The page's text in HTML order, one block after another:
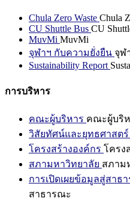
Chula Zero Waste Chula
CU Shuttle Bus CU
MuvMi MuvMi
จุฬาฯ กับความยั่งยืน จุฬ
Sustainability Report
การบริหาร
คณะผู้บริหาร คณะผู้บริ
วิสัยทัศน์และยุทธศาสตร์
โครงสร้างองค์กร โครง
สภามหาวิทยาลัย สภาม
การเปิดเผยข้อมูลสู่สาธ
สาธารณะ